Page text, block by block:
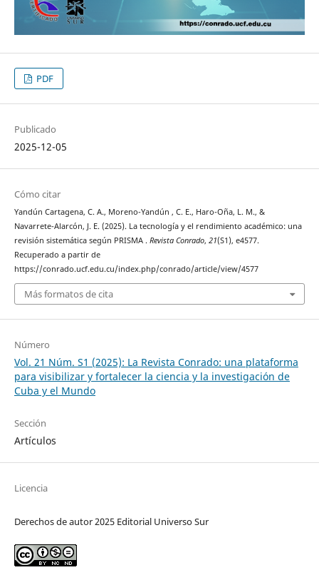
PDF
Publicado
2025-12-05
Cómo citar
Yandún Cartagena, C. A., Moreno-Yandún , C. E., Haro-Oña, L. M., &
Navarrete-Alarcón, J. E. (2025). La tecnología y el rendimiento académico: una
revisión sistemática según PRISMA . Revista Conrado, 21(S1), e4577.
Recuperado a partir de
https://conrado.ucf.edu.cu/index.php/conrado/article/view/4577
Más formatos de cita
Número
Vol. 21 Núm. S1 (2025): La Revista Conrado: una plataforma
para visibilizar y fortalecer la ciencia y la investigación de
Cuba y el Mundo
Sección
Artículos
Licencia
Derechos de autor 2025 Editorial Universo Sur